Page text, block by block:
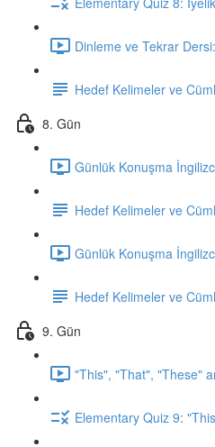
Dinleme ve Tekrar
Hedef Kelimeler ve
8. Gün
Günlük Konuşma
Hedef Kelimeler ve
Günlük Konuşma
Hedef Kelimeler ve
9. Gün
"This", "That", "These"
Elementary Quiz 9: